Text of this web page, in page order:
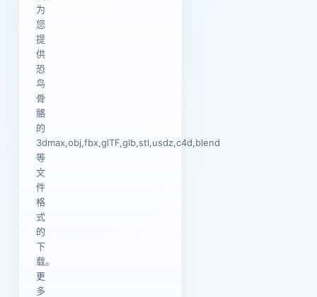
为
您
提
供
恐
鸟
骨
骼
的
3dmax,obj,fbx,glTF,glb,stl,usdz,c4d,blend
等
文
件
格
式
的
下
载。
更
多